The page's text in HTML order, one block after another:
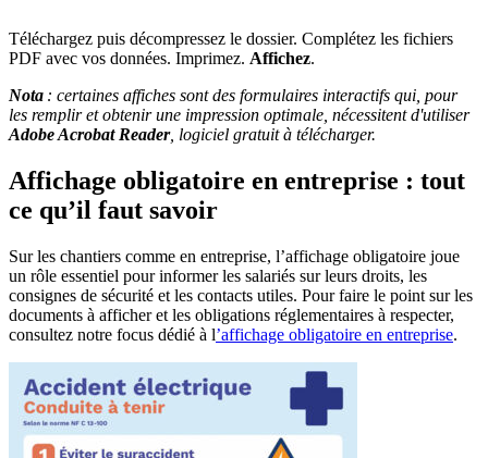
Téléchargez puis décompressez le dossier. Complétez les fichiers
PDF avec vos données. Imprimez. Affichez.
Nota : certaines affiches sont des formulaires interactifs qui, pour
les remplir et obtenir une impression optimale, nécessitent d'utiliser
Adobe Acrobat Reader, logiciel gratuit à télécharger.
Affichage obligatoire en entreprise : tout
ce qu’il faut savoir
Sur les chantiers comme en entreprise, l’affichage obligatoire joue
un rôle essentiel pour informer les salariés sur leurs droits, les
consignes de sécurité et les contacts utiles. Pour faire le point sur les
documents à afficher et les obligations réglementaires à respecter,
consultez notre focus dédié à l’affichage obligatoire en entreprise.